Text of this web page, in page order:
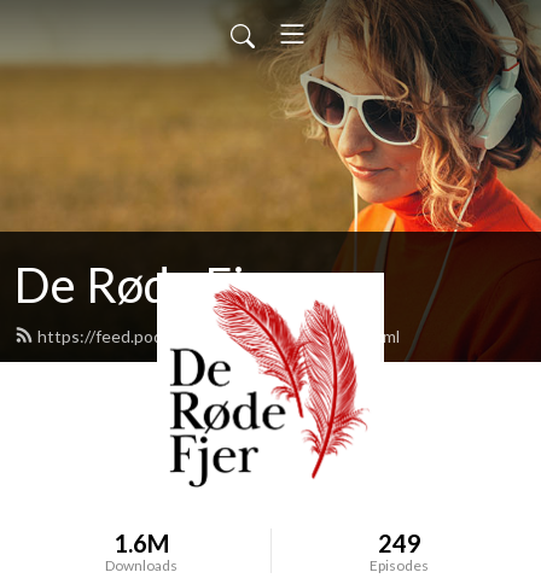
De Røde Fjer
https://feed.podbean.com/deroedefjer/feed.xml
1.6M
Downloads
249
Episodes